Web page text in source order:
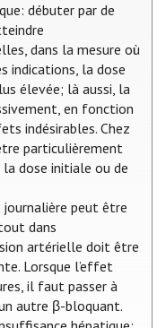
débuter par de
dans la mesure où
indications, la dose
élevée; là aussi, la
en fonction
indésirables. Chez
particulièrement
dose initiale ou de
peut être
dans
artérielle doit être
Lorsque l’effet
il faut passer à
autre β-bloquant.